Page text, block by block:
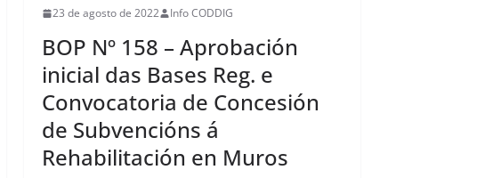
23 de agosto de 2022 Info CODDIG
BOP Nº 158 – Aprobación
inicial das Bases Reg. e
Convocatoria de Concesión
de Subvencións á
Rehabilitación en Muros